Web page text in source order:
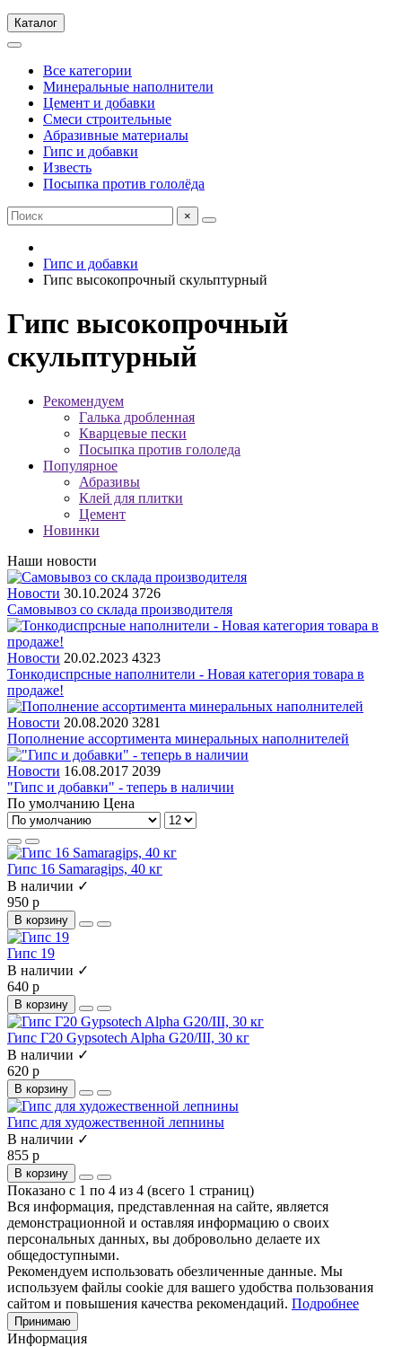
Каталог
Все категории
Минеральные наполнители
Цемент и добавки
Смеси строительные
Абразивные материалы
Гипс и добавки
Известь
Посыпка против гололёда
×
Гипс и добавки
Гипс высокопрочный скульптурный
Гипс высокопрочный
скульптурный
Рекомендуем
Галька дробленная
Кварцевые пески
Посыпка против гололеда
Популярное
Абразивы
Клей для плитки
Цемент
Новинки
Наши новости
Новости 30.10.2024 3726
Самовывоз со склада производителя
Новости 20.02.2023 4323
Тонкодиспрсные наполнители - Новая категория товара в
продаже!
Новости 20.08.2020 3281
Пополнение ассортимента минеральных наполнителей
Новости 16.08.2017 2039
"Гипс и добавки" - теперь в наличии
По умолчанию Цена
Гипс 16 Samaragips, 40 кг
В наличии ✓
950 р
В корзину
Гипс 19
В наличии ✓
640 р
В корзину
Гипс Г20 Gypsotech Alpha G20/III, 30 кг
В наличии ✓
620 р
В корзину
Гипс для художественной лепнины
В наличии ✓
855 р
В корзину
Показано с 1 по 4 из 4 (всего 1 страниц)
Вся информация, представленная на сайте, является
демонстрационной и оставляя информацию о своих
персональных данных, вы добровольно делаете их
общедоступными.
Рекомендуем использовать обезличенные данные. Мы
используем файлы cookie для вашего удобства пользования
сайтом и повышения качества рекомендаций. Подробнее
Принимаю
Информация